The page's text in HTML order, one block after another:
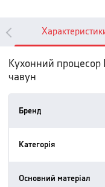
Кухонний процесор
чавун
Бренд
Категорія
Основний матеріал